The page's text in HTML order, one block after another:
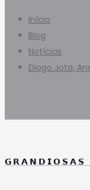
Início
Blog
Notícias
Diogo Jota,
𝗚𝗥𝗔𝗡𝗗𝗜𝗢𝗦𝗔𝗦